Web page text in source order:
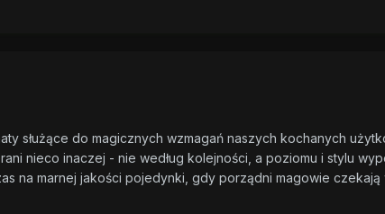
służące do magicznych wzmagań naszych kochanych
nieco inaczej - nie według kolejności, a poziomu i stylu
na marnej jakości pojedynki, gdy porządni magowie czekają